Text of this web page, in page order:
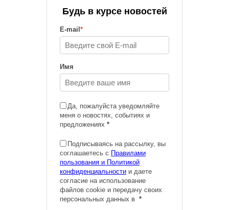
Будь в курсе новостей
E-mail *
Имя
Да, пожалуйста уведомляйте
меня о новостях, событиях и
предложениях *
Подписываясь на рассылку, вы
соглашаетесь с Правилами
пользования и Политикой
конфиденциальности и даете
согласие на использование
файлов cookie и передачу своих
персональных данных в *